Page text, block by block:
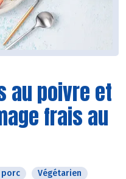
au poivre et
frais au
porc Végétarien